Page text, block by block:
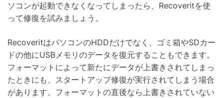
ソコンが起動できなくなってしまったら、Recoveritを使
って修復を試みましょう。
RecoveritはパソコンのHDDだけでなく、ゴミ箱やSDカー
ドの他にUSBメモリのデータを復元することもできます。
フォーマットによって新たにデータが上書きされてしまっ
たときにも、スタートアップ修復が実行されてしまう場合
があります。フォーマットの直後なら上書きされていない